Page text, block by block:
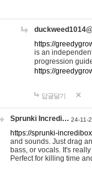
https://
is an
progression
https://
답글달기
Sprunki Incredi… 24-11-
https://sprunki-
and sounds. Just drag
bass, or vocals. It's
Perfect for killing time